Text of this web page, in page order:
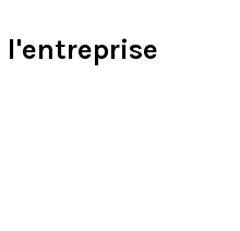
l'entreprise